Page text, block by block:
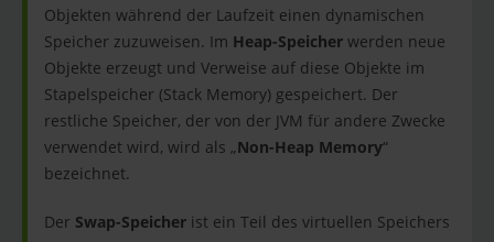
Objekten während der Laufzeit einen dynamischen
Speicher zuzuweisen. Im Heap-Speicher werden neue
Objekte erzeugt und Verweise auf diese Objekte im
Stapelspeicher (Stack Memory) gespeichert. Der
restliche Speicher, der von der JVM für andere Zwecke
verwendet wird, wird als „Non-Heap Memory“
bezeichnet.
Der Swap-Speicher ist ein Teil des virtuellen Speichers